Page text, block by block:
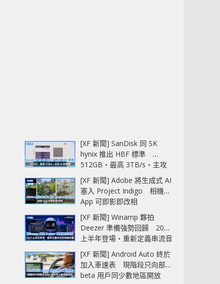
[XF 新聞] SanDisk 同 SK
hynix 推出 HBF 標準
512GB‧最高 3TB/s‧主攻
AI 記憶體
[XF 新聞] Adobe 將生成式 AI
塞入 Project Indigo 相機
App 可即影即改相
[XF 新聞] Winamp 夥拍
Deezer 準備強勢回歸 2027
上半年登場‧重新定義串流音
樂播放器
[XF 新聞] Android Auto 終於
加入車速表 現階段只向部分
beta 用戶同少數地區開放